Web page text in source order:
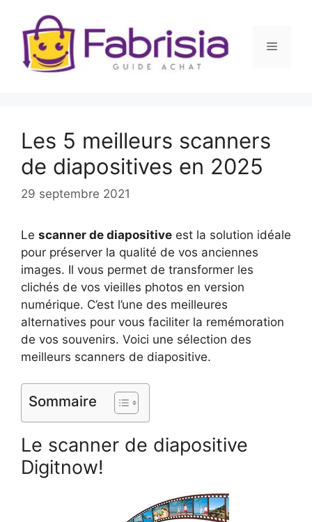
contenu
Menu
Les 5 meilleurs scanners
de diapositives en 2025
29 septembre 2021
Le scanner de diapositive est la solution idéale
pour préserver la qualité de vos anciennes
images. Il vous permet de transformer les
clichés de vos vieilles photos en version
numérique. C’est l’une des meilleures
alternatives pour vous faciliter la remémoration
de vos souvenirs. Voici une sélection des
meilleurs scanners de diapositive.
Sommaire
Le scanner de diapositive
Digitnow!